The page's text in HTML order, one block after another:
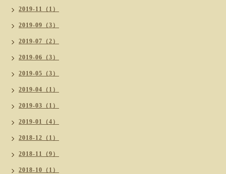
2019-11（1）
2019-09（3）
2019-07（2）
2019-06（3）
2019-05（3）
2019-04（1）
2019-03（1）
2019-01（4）
2018-12（1）
2018-11（9）
2018-10（1）